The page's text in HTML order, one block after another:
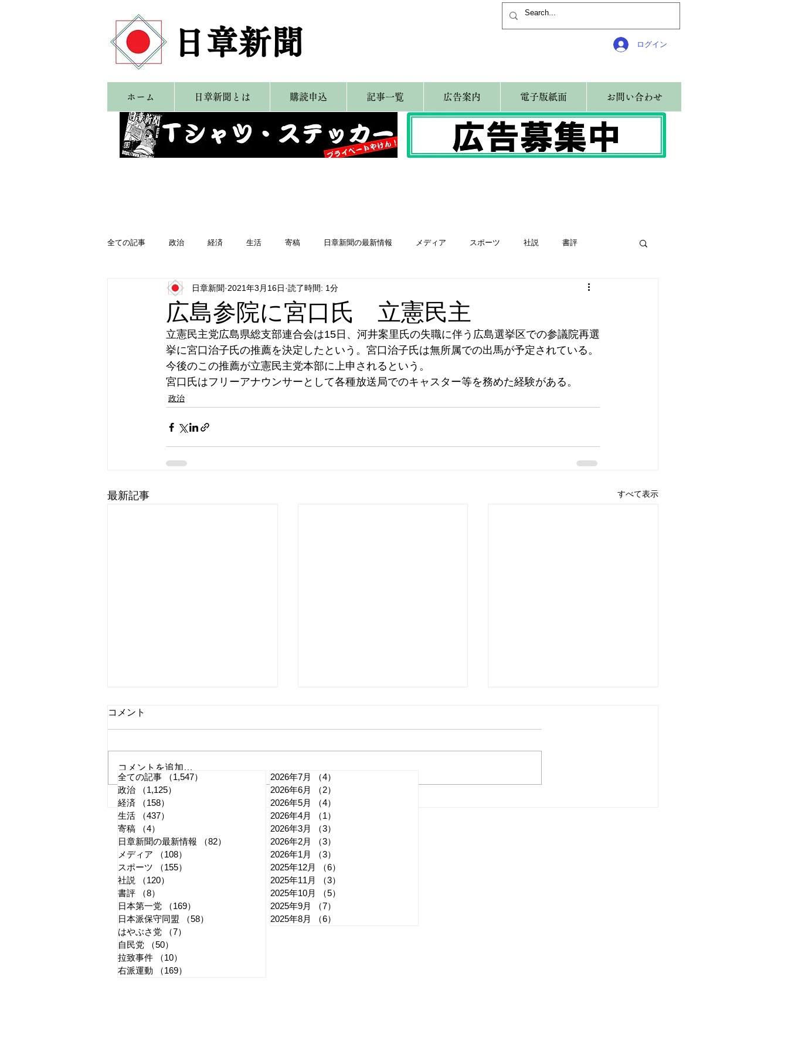
​日章新聞 ログイン
ホーム 日章新聞とは 購読申込 記事一覧 広告案内 電子版紙面 お問い合わせ
全ての記事 政治 経済 生活 寄稿 日章新聞の最新情報 メディア スポーツ 社説 書評
日本第一党 日本派保守同盟 はやぶさ党 自民党
広島参院に宮口氏 立憲民主
日章新聞 2021年3月16日 読了時間: 1分
立憲民主党広島県総支部連合会は15日、河井案里氏の失職に伴う広島選挙区での参議院再選
挙に宮口治子氏の推薦を決定したという。宮口治子氏は無所属での出馬が予定されている。
今後のこの推薦が立憲民主党本部に上申されるという。
宮口氏はフリーアナウンサーとして各種放送局でのキャスター等を務めた経験がある。
政治
最新記事 すべて表示
国旗損壊罪はどう運用される
か
れいわ・山本太郎が代表辞
任 日本第一党・桜井誠と似
たような引退劇
コメント
コメントを追加…
全ての記事
（1,547）
政治
（1,125）
経済
（158）
生活
（437）
寄稿
（4）
日章新聞の最新情報
（82）
82件の記事
メディア
（108）
スポーツ
（155）
社説
（120）
書評
（8）
日本第一党
（169）
日本派保守同盟
（58）
はやぶさ党
（7）
自民党
（50）
拉致事件
（10）
右派運動
（169）
2026年7月 （4）
2026年6月
（2）
2026年5月
（4）
2026年4月
（1）
2026年3月
（3）
2026年2月
（3）
2026年1月
（3）
2025年12月
（6）
2025年11月
（3）
2025年10月
（5）
2025年9月
（7）
2025年8月
（6）